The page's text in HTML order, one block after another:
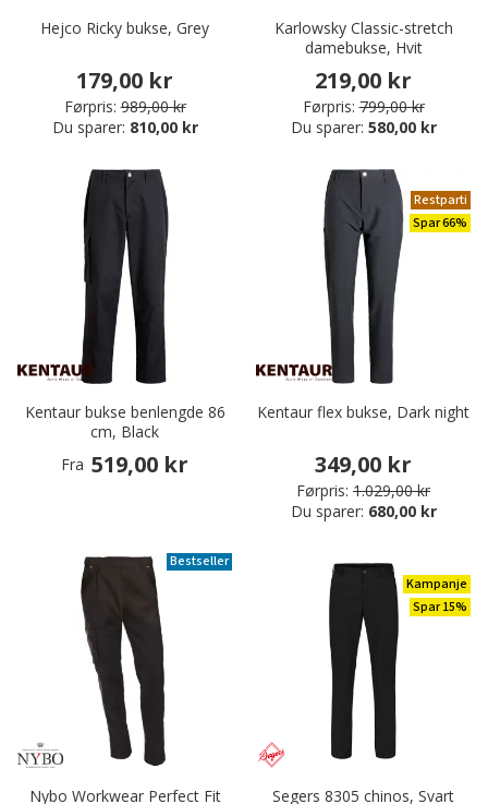
Hejco Ricky bukse, Grey
179,00 kr
Førpris: 989,00 kr
Du sparer: 810,00 kr
Karlowsky Classic-stretch
damebukse, Hvit
219,00 kr
Førpris: 799,00 kr
Du sparer: 580,00 kr
Kentaur bukse benlengde 86
cm, Black
Fra 519,00 kr
Restparti
Spar 66%
Kentaur flex bukse, Dark night
349,00 kr
Førpris: 1.029,00 kr
Du sparer: 680,00 kr
Bestseller
Nybo Workwear Perfect Fit
Kampanje
Spar 15%
Segers 8305 chinos, Svart